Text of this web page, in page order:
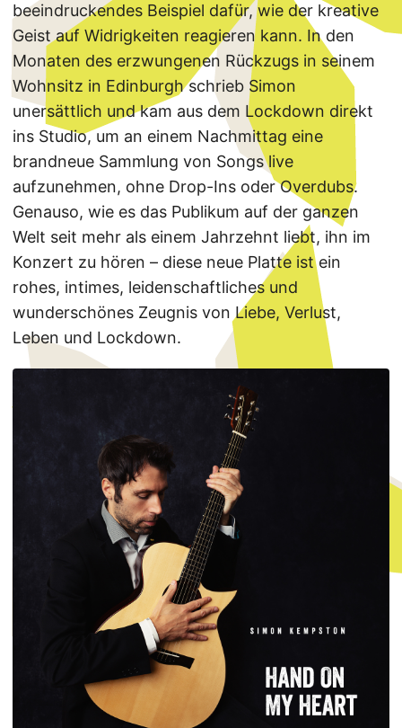
beeindruckendes Beispiel dafür, wie der kreative
Geist auf Widrigkeiten reagieren kann. In den
Monaten des erzwungenen Rückzugs in seinem
Wohnsitz in Edinburgh schrieb Simon
unersättlich und kam aus dem Lockdown direkt
ins Studio, um an einem Nachmittag eine
brandneue Sammlung von Songs live
aufzunehmen, ohne Drop-Ins oder Overdubs.
Genauso, wie es das Publikum auf der ganzen
Welt seit mehr als einem Jahrzehnt liebt, ihn im
Konzert zu hören – diese neue Platte ist ein
rohes, intimes, leidenschaftliches und
wunderschönes Zeugnis von Liebe, Verlust,
Leben und Lockdown.